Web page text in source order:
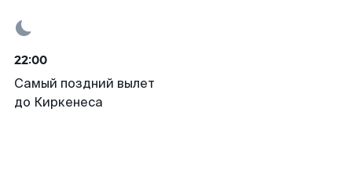
22:00
Самый поздний вылет
до Киркенеса